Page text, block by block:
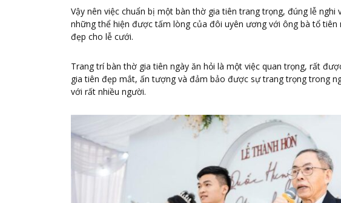
Vậy nên việc chuẩn bị một bàn thờ gia tiên trang trọng, đúng lễ
những thể hiện được tấm lòng của đôi uyên ương với ông bà tổ
đẹp cho lễ cưới.
Trang trí bàn thờ gia tiên ngày ăn hỏi là một việc quan trọng, rất
gia tiên đẹp mắt, ấn tượng và đảm bảo được sự trang trọng trong
với rất nhiều người.